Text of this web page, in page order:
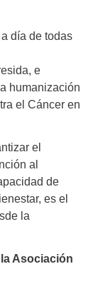
día de todas
e
humanización
el Cáncer en
el
al
de
es el
la
Asociación